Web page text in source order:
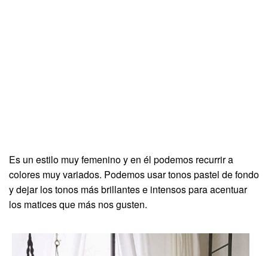
Es un estilo muy femenino y en él podemos recurrir a
colores muy variados. Podemos usar tonos pastel de fondo
y dejar los tonos más brillantes e intensos para acentuar
los matices que más nos gusten.